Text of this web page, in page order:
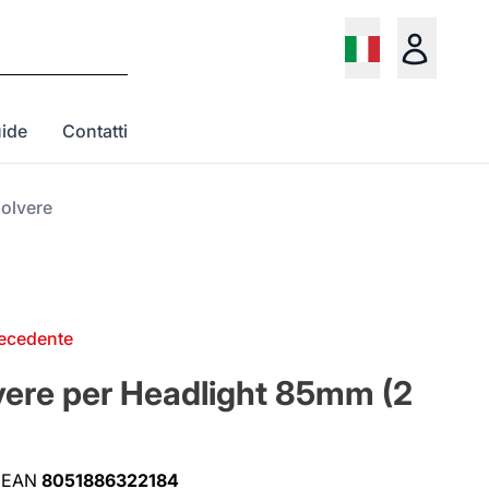
Contatti
per Headlight 85mm (2
EAN 8051886322184